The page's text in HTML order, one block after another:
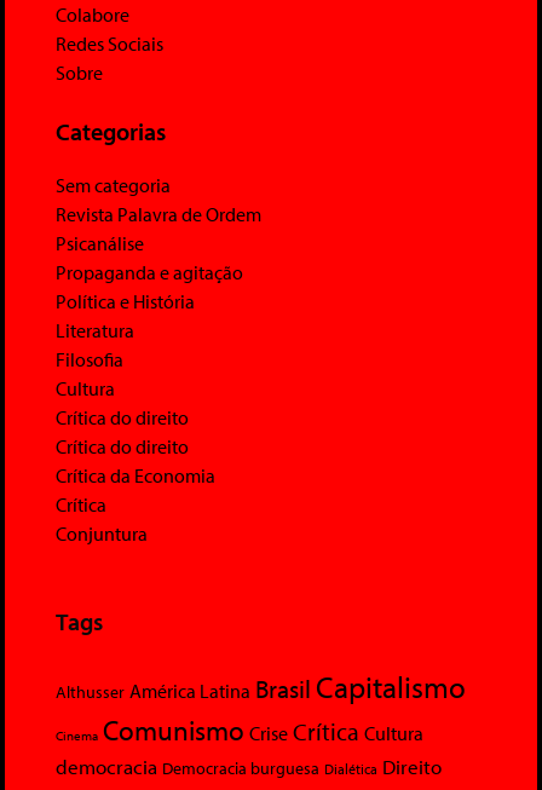
Colabore
Redes Sociais
Sobre
Categorias
Sem categoria
Revista Palavra de Ordem
Psicanálise
Propaganda e agitação
Política e História
Literatura
Filosofia
Cultura
Crítica do direito
Crítica do direito
Crítica da Economia
Crítica
Conjuntura
Tags
Althusser América Latina Brasil Capitalismo
Cinema Comunismo Crise Crítica Cultura
democracia Democracia burguesa Dialética Direito